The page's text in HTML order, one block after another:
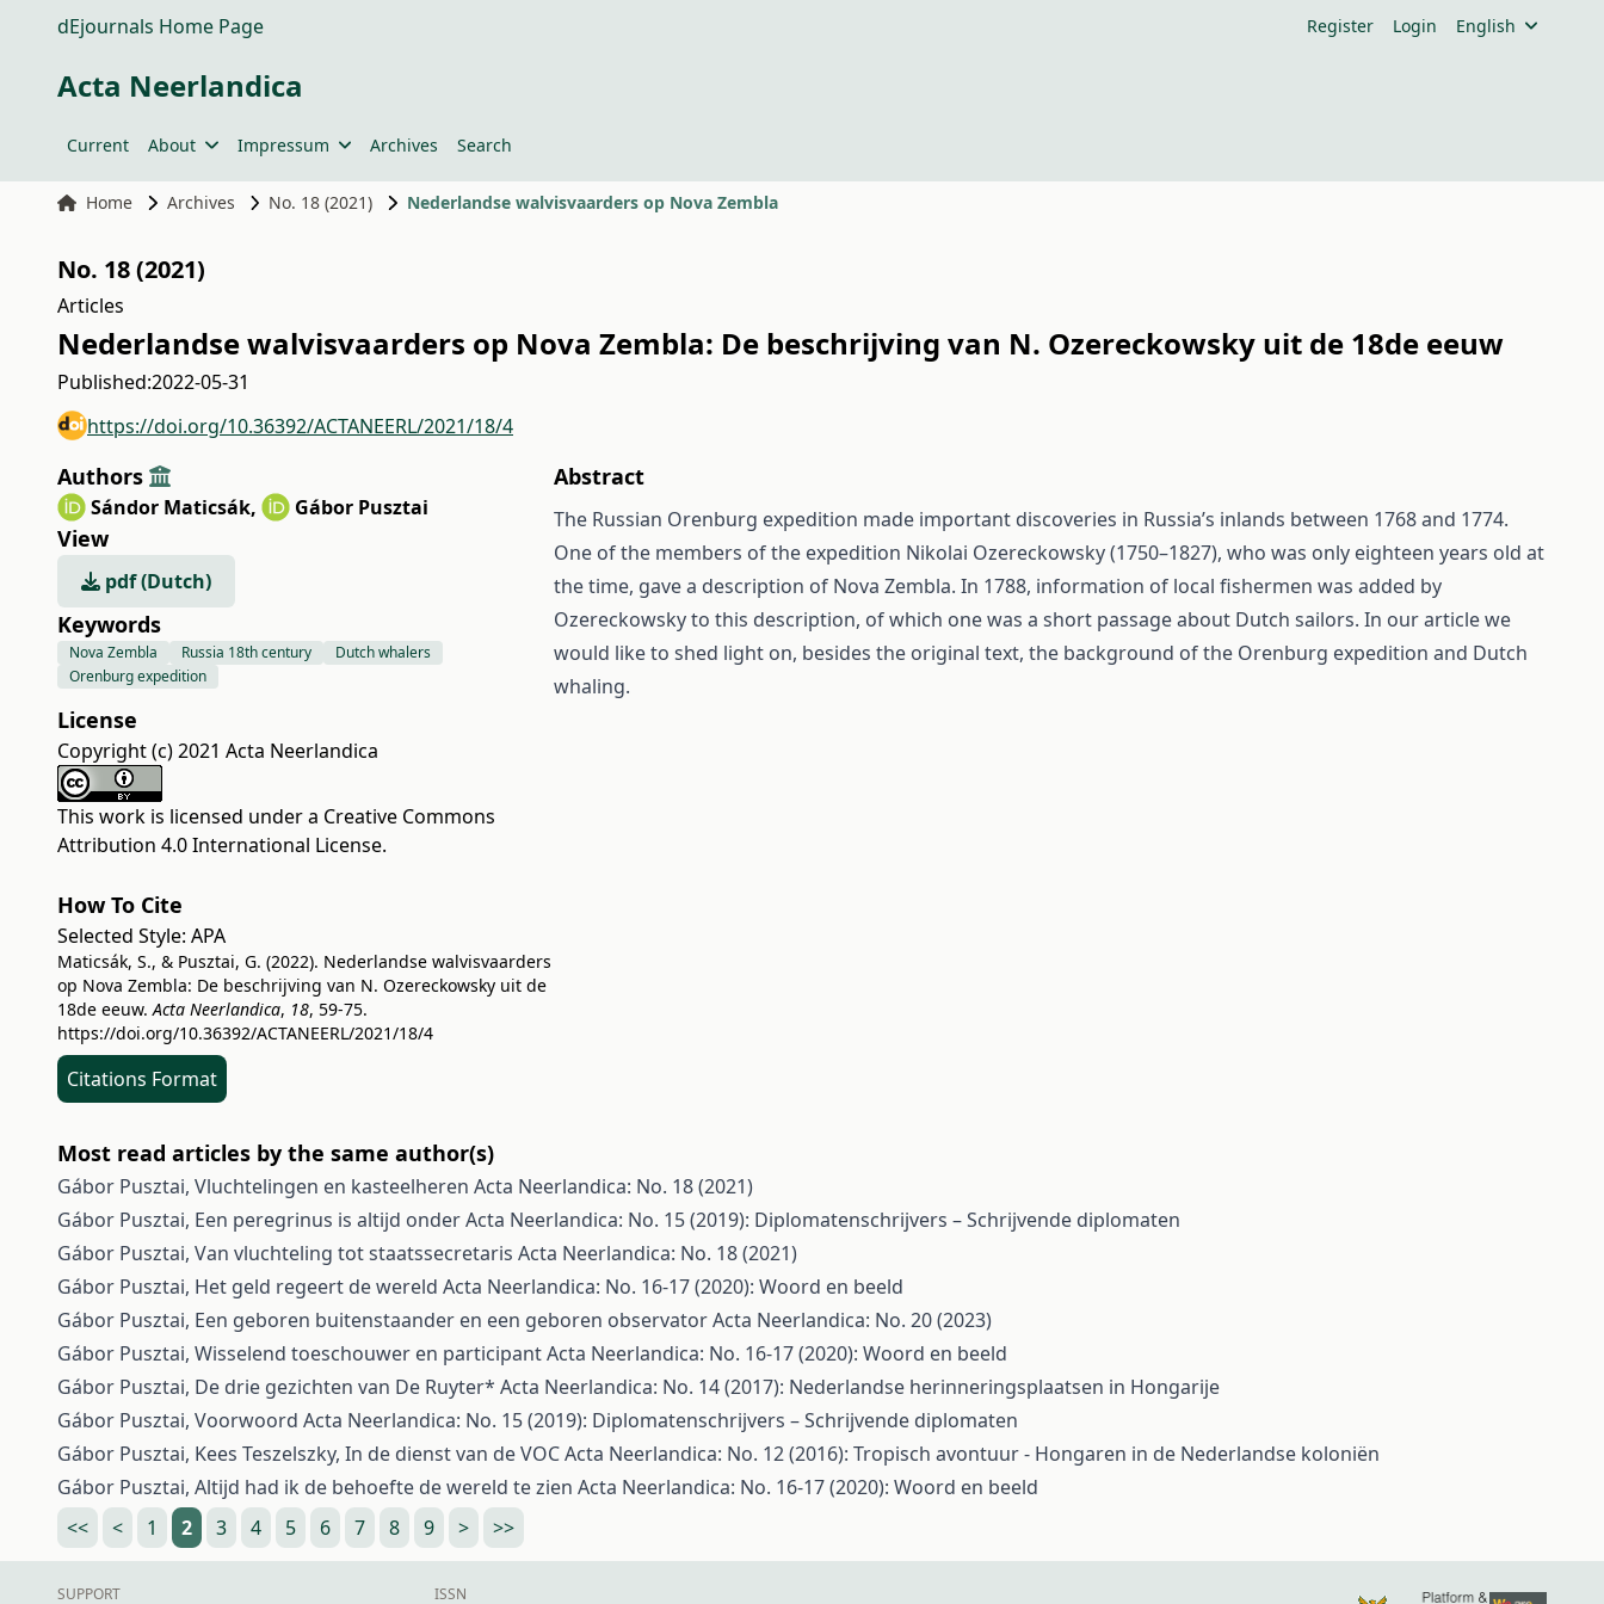
dEjournals Home Page Register Login English
Acta Neerlandica
Current About Impressum Archives Search
Home Archives No. 18 (2021) Nederlandse walvisvaarders op Nova Zembla
No. 18 (2021)
Articles
Nederlandse walvisvaarders op Nova Zembla: De beschrijving van N. Ozereckowsky uit de 18de eeuw
Published:2022-05-31
https://doi.org/10.36392/ACTANEERL/2021/18/4
Authors
Sándor Maticsák, Gábor Pusztai
View
pdf (Dutch)
Keywords
Nova Zembla Russia 18th century
Dutch whalers
Orenburg expedition
License
Copyright (c) 2021 Acta Neerlandica
This work is licensed under a Creative Commons
Attribution 4.0 International License.
How To Cite
Selected Style: APA
Maticsák, S., & Pusztai, G. (2022). Nederlandse walvisvaarders
op Nova Zembla: De beschrijving van N. Ozereckowsky uit de
18de eeuw.Acta Neerlandica, 18, 59-75.
https://doi.org/10.36392/ACTANEERL/2021/18/4
Citations Format
Abstract
The Russian Orenburg expedition made important discoveries in Russia’s inlands between 1768 and 1774.
One of the members of the expedition Nikolai Ozereckowsky (1750–1827), who was only eighteen years old at
the time, gave a description of Nova Zembla. In 1788, information of local fishermen was added by
Ozereckowsky to this description, of which one was a short passage about Dutch sailors. In our article we
would like to shed light on, besides the original text, the background of the Orenburg expedition and Dutch
whaling.
Most read articles by the same author(s)
Gábor Pusztai, Vluchtelingen en kasteelheren Acta Neerlandica: No. 18 (2021)
Gábor Pusztai, Een peregrinus is altijd onderActa Neerlandica: No. 15 (2019): Diplomatenschrijvers – Schrijvende diplomaten
Gábor Pusztai, Van vluchteling tot staatssecretaris Acta Neerlandica: No. 18 (2021)
Gábor Pusztai, Het geld regeert de wereld Acta Neerlandica: No. 16-17 (2020): Woord en beeld
Gábor Pusztai, Een geboren buitenstaander en een geboren observatorActa Neerlandica: No. 20 (2023)
Gábor Pusztai, Wisselend toeschouwer en participantActa Neerlandica: No. 16-17 (2020): Woord en beeld
Gábor Pusztai, De drie gezichten van De Ruyter* Acta Neerlandica: No. 14 (2017): Nederlandse herinneringsplaatsen in Hongarije
Gábor Pusztai, Voorwoord Acta Neerlandica: No. 15 (2019): Diplomatenschrijvers – Schrijvende diplomaten
Gábor Pusztai, Kees Teszelszky, In de dienst van de VOCActa Neerlandica: No. 12 (2016): Tropisch avontuur - Hongaren in de Nederlandse koloniën
Gábor Pusztai, Altijd had ik de behoefte de wereld te zien Acta Neerlandica: No. 16-17 (2020): Woord en beeld
<<
< 1 2 3 4 5 6 7 8 9 > >>
SUPPORT ISSN